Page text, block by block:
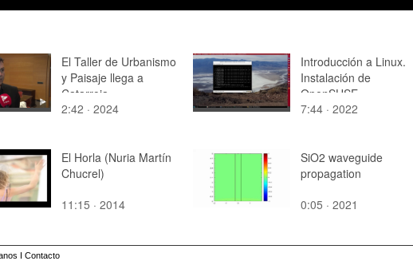
El Taller de Urbanismo
y Paisaje llega a
Catarroja
2:42 · 2024
Introducción a Linux.
Instalación de
OpenSUSE
7:44 · 2022
El Horla (Nuria Martín
Chucrel)
11:15 · 2014
SiO2 waveguide
propagation
0:05 · 2021
I Contacto